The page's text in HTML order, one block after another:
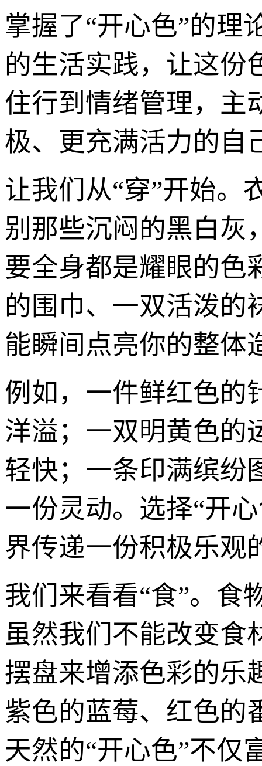
掌握了“开心色”的理
的生活实践，让这份
住行到情绪管理，主
极、更充满活力的自
让我们从“穿”开始。
别那些沉闷的黑白灰
要全身都是耀眼的色
的围巾、一双活泼的
能瞬间点亮你的整体
例如，一件鲜红色的
洋溢；一双明黄色的
轻快；一条印满缤纷
一份灵动。选择“开
界传递一份积极乐观
我们来看看“食”。食
虽然我们不能改变食
摆盘来增添色彩的乐
紫色的蓝莓、红色的
天然的“开心色”不仅